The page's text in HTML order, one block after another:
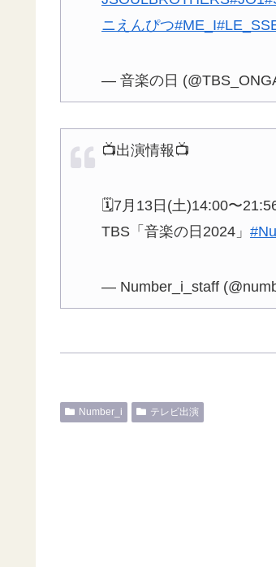
ニえんぴつ#ME_I
— 音楽の日
📺出演情報📺
🗓7月13日(土)14:00〜
TBS「音楽の日2024」
— Number_i_staff
Number_i テレビ出演